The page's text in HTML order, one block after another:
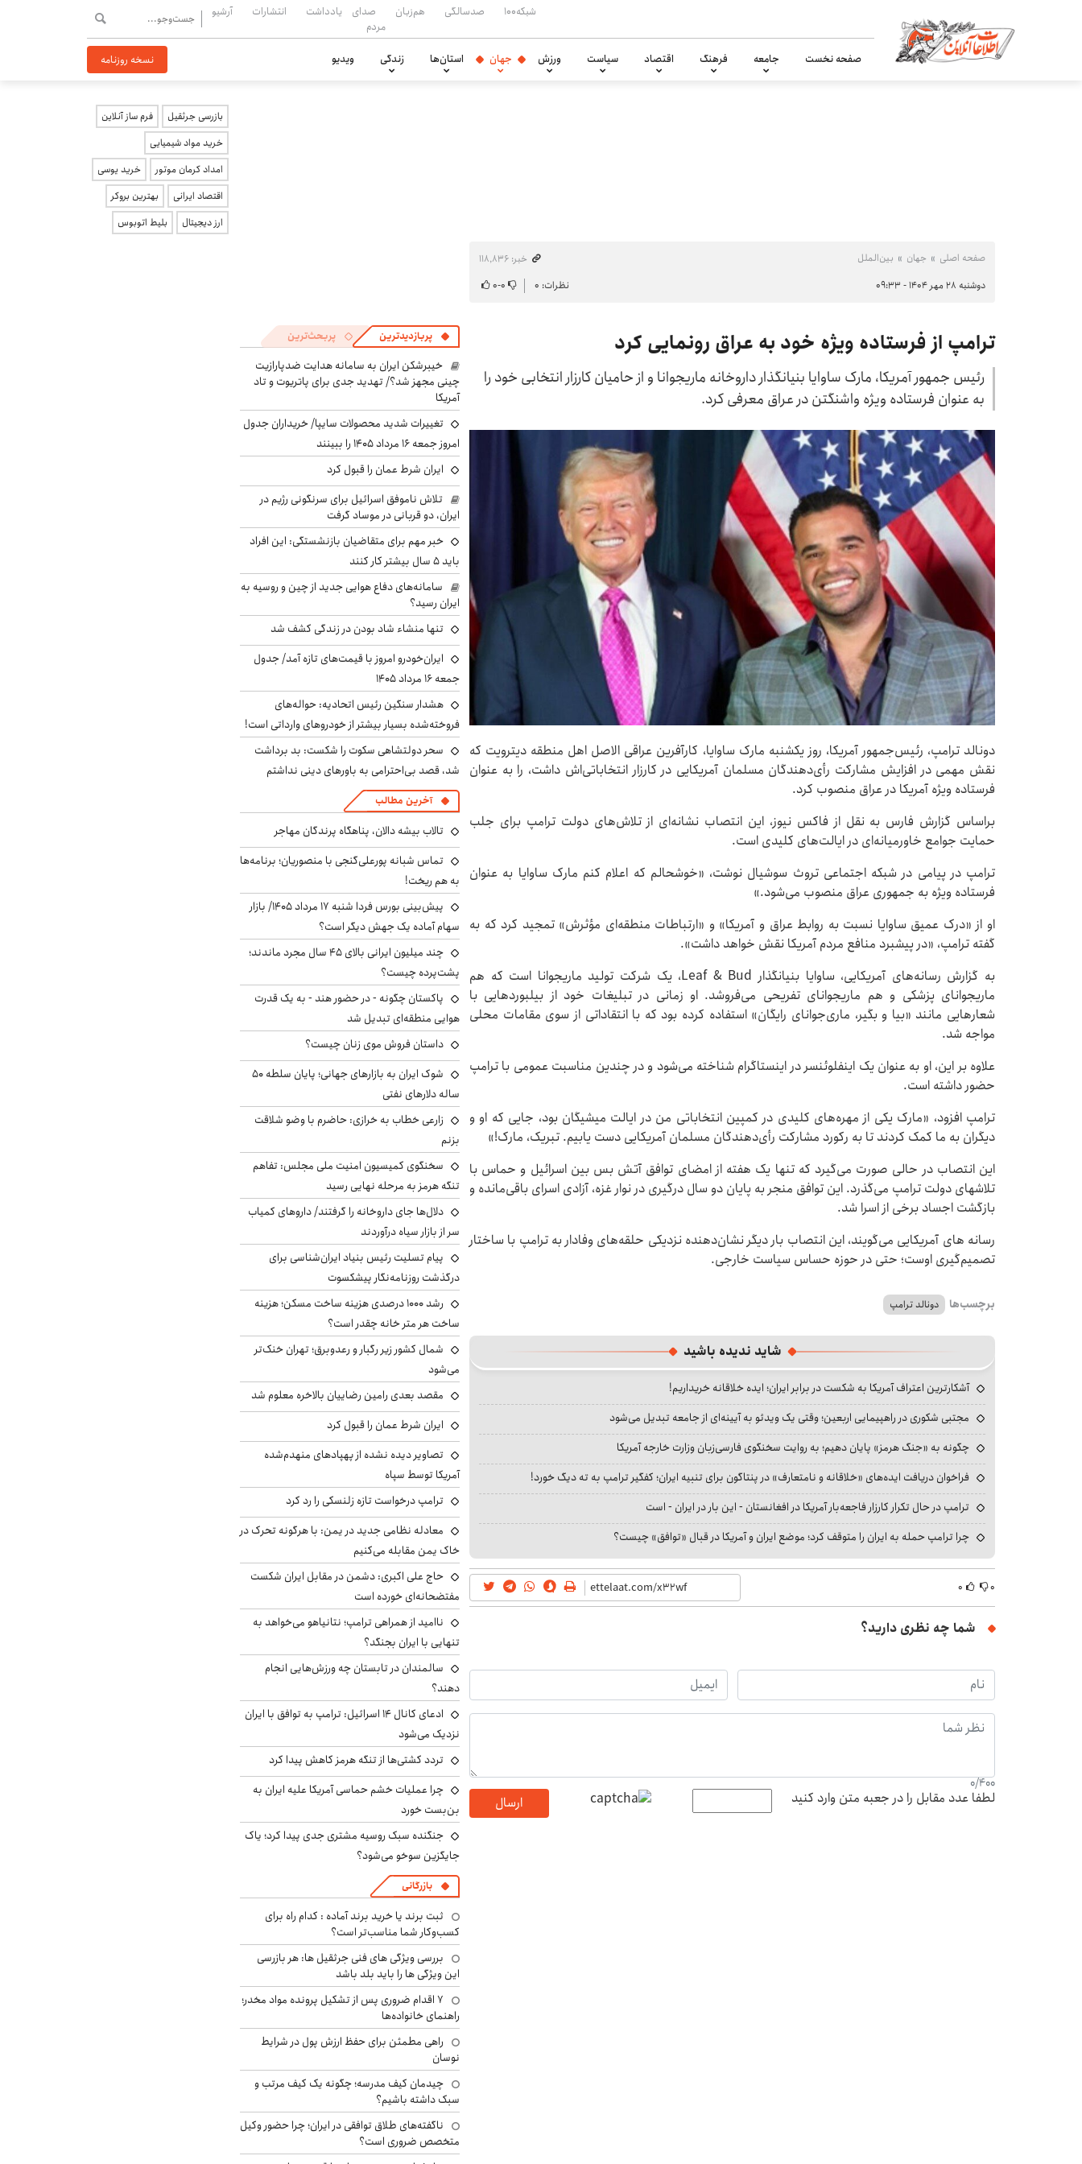
شبکه۱۰۰ صدسالگی هم‌زبان
صدای
مردم
یادداشت انتشارات آرشیو
صفحه نخست جامعه فرهنگ اقتصاد سیاست ورزش جهان استان‌ها زندگی ویدیو نسخه روزنامه
صفحه اصلی جهان بین‌الملل
خبر: ۱۱۸٬۸۳۶
دوشنبه ۲۸ مهر ۱۴۰۴ - ۰۹:۳۳
نظرات: ۰ ۰-۰
ترامپ از فرستاده ویژه خود به عراق رونمایی کرد
رئیس جمهور آمریکا، مارک ساوایا بنیانگذار داروخانه ماریجوانا و از حامیان کارزار انتخابی خود را
به عنوان فرستاده ویژه واشنگتن در عراق معرفی کرد.
دونالد ترامپ، رئیس‌جمهور آمریکا، روز یکشنبه مارک ساوایا، کارآفرین عراقی الاصل اهل منطقه دیترویت که
نقش مهمی در افزایش مشارکت رأی‌دهندگان مسلمان آمریکایی در کارزار انتخاباتی‌اش داشت، را به عنوان
فرستاده ویژه آمریکا در عراق منصوب کرد.
براساس گزارش فارس به نقل از فاکس نیوز، این انتصاب نشانه‌ای از تلاش‌های دولت ترامپ برای جلب
حمایت جوامع خاورمیانه‌ای در ایالت‌های کلیدی است.
ترامپ در پیامی در شبکه اجتماعی تروث سوشیال نوشت، «خوشحالم که اعلام کنم مارک ساوایا به عنوان
فرستاده ویژه به جمهوری عراق منصوب می‌شود.»
او از «درک عمیق ساوایا نسبت به روابط عراق و آمریکا» و «ارتباطات منطقه‌ای مؤثرش» تمجید کرد که به
گفته ترامپ، «در پیشبرد منافع مردم آمریکا نقش خواهد داشت».
به گزارش رسانه‌های آمریکایی، ساوایا بنیانگذار Leaf & Bud، یک شرکت تولید ماریجوانا است که هم
ماریجوانای پزشکی و هم ماریجوانای تفریحی می‌فروشد. او زمانی در تبلیغات خود از بیلبوردهایی با
شعارهایی مانند «بیا و بگیر، ماری‌جوانای رایگان» استفاده کرده بود که با انتقاداتی از سوی مقامات محلی
مواجه شد.
علاوه بر این، او به عنوان یک اینفلوئنسر در اینستاگرام شناخته می‌شود و در چندین مناسبت عمومی با ترامپ
حضور داشته است.
ترامپ افزود، «مارک یکی از مهره‌های کلیدی در کمپین انتخاباتی من در ایالت میشیگان بود، جایی که او و
دیگران به ما کمک کردند تا به رکورد مشارکت رأی‌دهندگان مسلمان آمریکایی دست یابیم. تبریک، مارک!»
این انتصاب در حالی صورت می‌گیرد که تنها یک هفته از امضای توافق‌ آتش بس بین اسرائیل و حماس با
تلاشهای دولت ترامپ می‌گذرد. این توافق منجر به پایان دو سال درگیری در نوار غزه، آزادی اسرای باقی‌مانده و
بازگشت اجساد برخی از اسرا شد.
رسانه های آمریکایی می‌گویند، این انتصاب بار دیگر نشان‌دهنده نزدیکی حلقه‌های وفادار به ترامپ با ساختار
تصمیم‌گیری اوست؛ حتی در حوزه حساس سیاست خارجی.
برچسب‌ها دونالد ترامپ
شاید ندیده باشید
آشکارترین اعتراف آمریکا به شکست در برابر ایران؛ ایده خلاقانه خریداریم!
مجتبی شکوری در راهپیمایی اربعین؛ وقتی یک ویدئو به آیینه‌ای از جامعه تبدیل می‌شود
چگونه به «جنگ هرمز» پایان دهیم؛ به روایت سخنگوی فارسی‌زبان وزارت خارجه آمریکا
فراخوان دریافت ایده‌های «خلاقانه و نامتعارف» در پنتاگون برای تنبیه ایران؛ کفگیر ترامپ به ته دیگ خورد!
ترامپ در حال تکرار کارزار فاجعه‌بار آمریکا در افغانستان - این بار در ایران - است
چرا ترامپ حمله به ایران را متوقف کرد؛ موضع ایران و آمریکا در قبال «توافق» چیست؟
۰ ۰
شما چه نظری دارید؟
0/400
لطفا عدد مقابل را در جعبه متن وارد کنید ارسال
پربازدیدترین پربحث‌ترین
خیبرشکن ایران به سامانه هدایت ضدپارازیت
چینی مجهز شد؟/ تهدید جدی برای پاتریوت و تاد
آمریکا
تغییرات شدید محصولات سایپا/ خریداران جدول
امروز جمعه ۱۶ مرداد ۱۴۰۵ را ببینند
ایران شرط عمان را قبول کرد
تلاش ناموفق اسرائیل برای سرنگونی رژیم در
ایران، دو قربانی در موساد گرفت
خبر مهم برای متقاضیان بازنشستگی: این افراد
باید ۵ سال بیشتر کار کنند
سامانه‌های دفاع هوایی جدید از چین و روسیه به
ایران رسید؟
تنها منشاء شاد بودن در زندگی کشف شد
ایران‌خودرو امروز با قیمت‌های تازه آمد/ جدول
جمعه ۱۶ مرداد ۱۴۰۵
هشدار سنگین رئیس اتحادیه: حواله‌های
فروخته‌شده بسیار بیشتر از خودروهای وارداتی است!
سحر دولتشاهی سکوت را شکست: بد برداشت
شد، قصد بی‌احترامی به باورهای دینی نداشتم
آخرین مطالب
تالاب بیشه دالان، پناهگاه پرندگان مهاجر
تماس شبانه پورعلی‌گنجی با منصوریان؛ برنامه‌ها
به هم ریخت!
پیش‌بینی بورس فردا شنبه ۱۷ مرداد ۱۴۰۵/ بازار
سهام آماده یک جهش دیگر است؟
چند میلیون ایرانی بالای ۴۵ سال مجرد ماندند؛
پشت‌پرده چیست؟
پاکستان چگونه - در حضور هند - به یک قدرت
هوایی منطقه‌ای تبدیل شد
داستان فروش موی زنان چیست؟
شوک ایران به بازارهای جهانی؛ پایان سلطه ۵۰
ساله دلارهای نفتی
زارعی خطاب به خرازی: حاضرم با وضو شلاقت
بزنم
سخنگوی کمیسیون امنیت ملی مجلس: تفاهم
تنگه هرمز به مرحله نهایی رسید
دلال‌ها جای داروخانه را گرفتند/ داروهای کمیاب
سر از بازار سیاه درآوردند
پیام تسلیت رئیس بنیاد ایران‌شناسی برای
درگذشت روزنامه‌نگار پیشکسوت
رشد ۱۰۰۰ درصدی هزینه ساخت مسکن؛ هزینه
ساخت هر متر خانه چقدر است؟
شمال کشور زیر رگبار و رعدوبرق؛ تهران خنک‌تر
می‌شود
مقصد بعدی رامین رضاییان بالاخره معلوم شد
ایران شرط عمان را قبول کرد
تصاویر دیده نشده از پهپادهای منهدم‌شده
آمریکا توسط سپاه
ترامپ درخواست تازه زلنسکی را رد کرد
معادله نظامی جدید در یمن: با هرگونه تحرک در
خاک یمن مقابله می‌کنیم
حاج علی اکبری: دشمن در مقابل ایران شکست
مفتضحانه‌ای خورده است
ناامید از همراهی ترامپ؛ نتانیاهو می‌خواهد به
تنهایی با ایران بجنگد؟
سالمندان در تابستان چه ورزش‌هایی انجام
دهند؟
ادعای کانال ۱۴ اسرائیل: ترامپ به توافق با ایران
نزدیک می‌شود
تردد کشتی‌ها از تنگه هرمز کاهش پیدا کرد
چرا عملیات خشم حماسی آمریکا علیه ایران به
بن‌بست خورد
جنگنده سبک روسیه مشتری جدی پیدا کرد؛ یاک
جایگزین سوخو می‌شود؟
بازرگانی
ثبت برند یا خرید برند آماده : کدام راه برای
کسب‌وکار شما مناسب‌تر است؟
بررسی ویژگی های فنی جرثقیل ها: هر بازرسی
این ویژگی ها را باید بلد باشد
۷ اقدام ضروری پس از تشکیل پرونده مواد مخدر؛
راهنمای خانواده‌ها
راهی مطمئن برای حفظ ارزش پول در شرایط
نوسان
چیدمان کیف مدرسه؛ چگونه یک کیف مرتب و
سبک داشته باشیم؟
ناگفته‌های طلاق توافقی در ایران؛ چرا حضور وکیل
متخصص ضروری است؟
بازرسی جرثقیل
فرم ساز آنلاین
خرید مواد شیمیایی
امداد کرمان موتور
خرید یوسی
اقتصاد ایرانی
بهترین بروکر
ارز دیجیتال
بلیط اتوبوس